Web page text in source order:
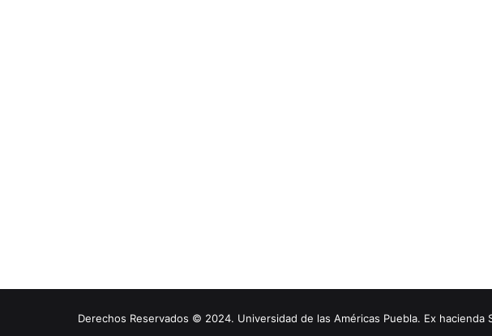
Derechos Reservados © 2024. Universidad de las Américas Puebla. Ex